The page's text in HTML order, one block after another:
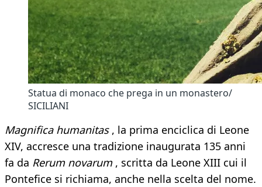
Statua di monaco che prega in un monastero/
SICILIANI
Magnifica humanitas, la prima enciclica di Leone
XIV, accresce una tradizione inaugurata 135 anni
fa da Rerum novarum, scritta da Leone XIII cui il
Pontefice si richiama, anche nella scelta del nome.